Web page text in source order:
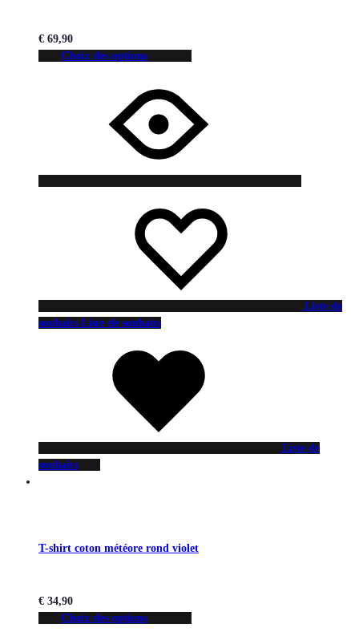
€ 69,90
Choix des options
Liste de
souhaits Liste de souhaits
Liste de
souhaits
T-shirt coton météore rond violet
€ 34,90
Choix des options